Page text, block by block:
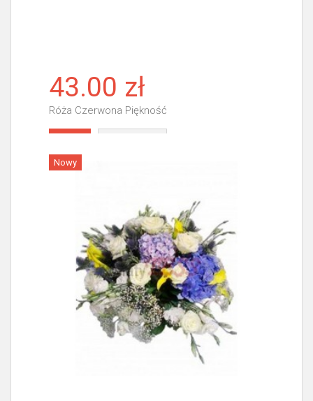
43.00 zł
Róża Czerwona Piękność
Nowy